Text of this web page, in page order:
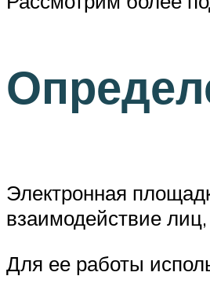
Электронная
взаимодействие
Для ее работы